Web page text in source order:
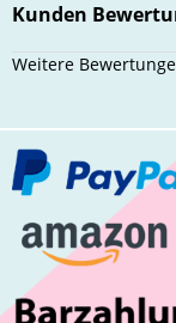
Kunden
Weitere